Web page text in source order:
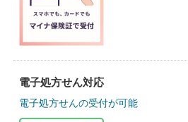
電子処方せん対応
電子処方せんの受付が可能